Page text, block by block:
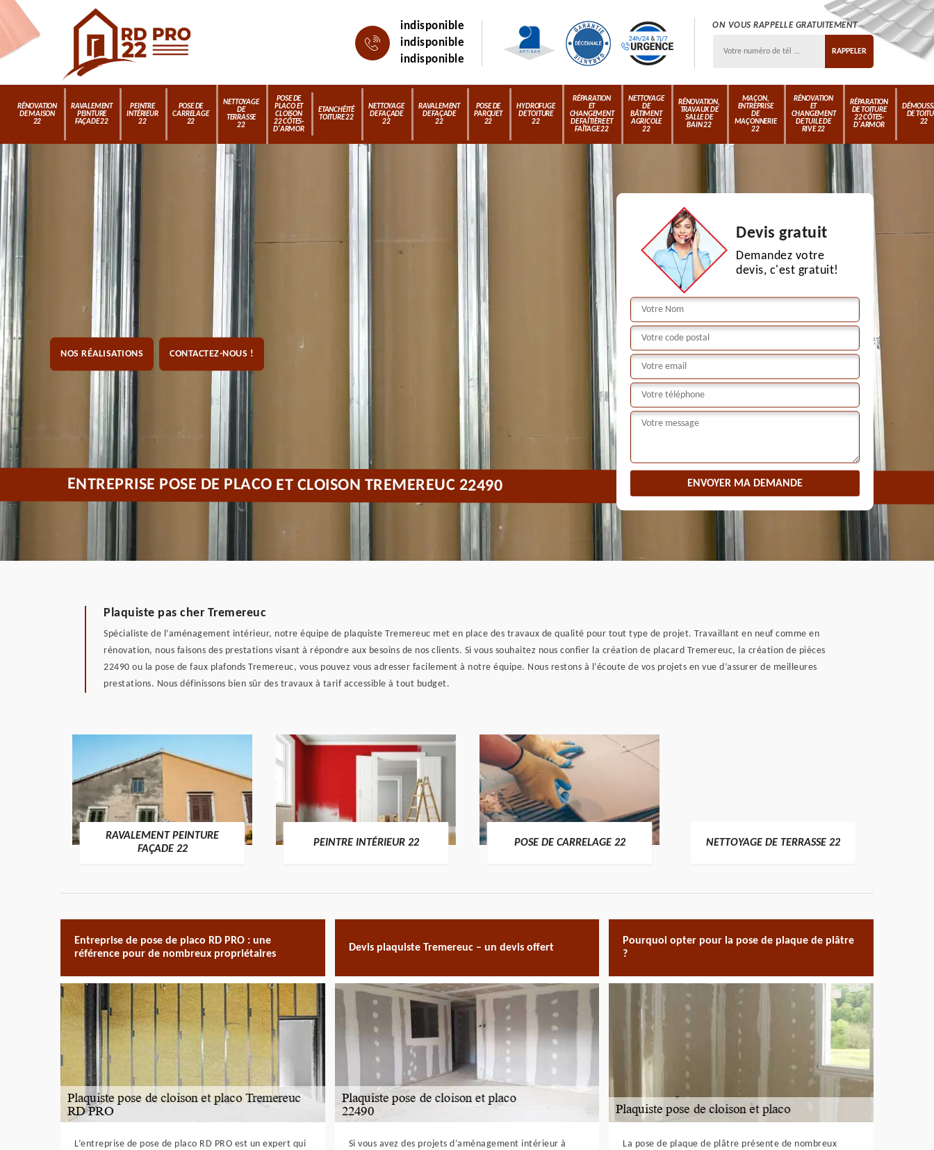
indisponible
indisponible
indisponible
ON VOUS RAPPELLE GRATUITEMENT
RÉNOVATION
DE MAISON
22
RAVALEMENT
PEINTURE
FAÇADE 22
PEINTRE
INTÉRIEUR
22
POSE DE
CARRELAGE
22
NETTOYAGE
DE
TERRASSE
22
POSE DE
PLACO ET
CLOISON
22 CÔTES-
D'ARMOR
ETANCHÉITÉ
TOITURE 22
NETTOYAGE
DE FAÇADE
22
RAVALEMENT
DE FAÇADE
22
POSE DE
PARQUET
22
HYDROFUGE
DE TOITURE
22
RÉPARATION
ET
CHANGEMENT
DE FAÎTIÈRE ET
FAÎTAGE 22
NETTOYAGE
DE
BÂTIMENT
AGRICOLE
22
RÉNOVATION,
TRAVAUX DE
SALLE DE
BAIN 22
MAÇON,
ENTREPRISE
DE
MAÇONNERIE
22
RÉNOVATION
ET
CHANGEMENT
DE TUILE DE
RIVE 22
RÉPARATION
DE TOITURE
22 CÔTES-
D'ARMOR
DE
22
NOS RÉALISATIONS CONTACTEZ-NOUS !
Devis gratuit
Demandez votre
devis, c'est gratuit!
ENTREPRISE POSE DE PLACO ET CLOISON TREMEREUC 22490
Plaquiste pas cher Tremereuc
Spécialiste de l’aménagement intérieur, notre équipe de plaquiste Tremereuc met en place des travaux de qualité pour tout type de projet. Travaillant en neuf comme en
rénovation, nous faisons des prestations visant à répondre aux besoins de nos clients. Si vous souhaitez nous confier la création de placard Tremereuc, la création de pièces
22490 ou la pose de faux plafonds Tremereuc, vous pouvez vous adresser facilement à notre équipe. Nous restons à l’écoute de vos projets en vue d’assurer de meilleures
prestations. Nous définissons bien sûr des travaux à tarif accessible à tout budget.
RAVALEMENT PEINTURE
FAÇADE 22
PEINTRE INTÉRIEUR 22 POSE DE CARRELAGE 22 NETTOYAGE DE TERRASSE 22
Entreprise de pose de placo RD PRO : une
référence pour de nombreux propriétaires
L’entreprise de pose de placo RD PRO est un expert qui
Devis plaquiste Tremereuc – un devis offert
Si vous avez des projets d’aménagement intérieur à
Pourquoi opter pour la pose de plaque de plâtre
?
La pose de plaque de plâtre présente de nombreux